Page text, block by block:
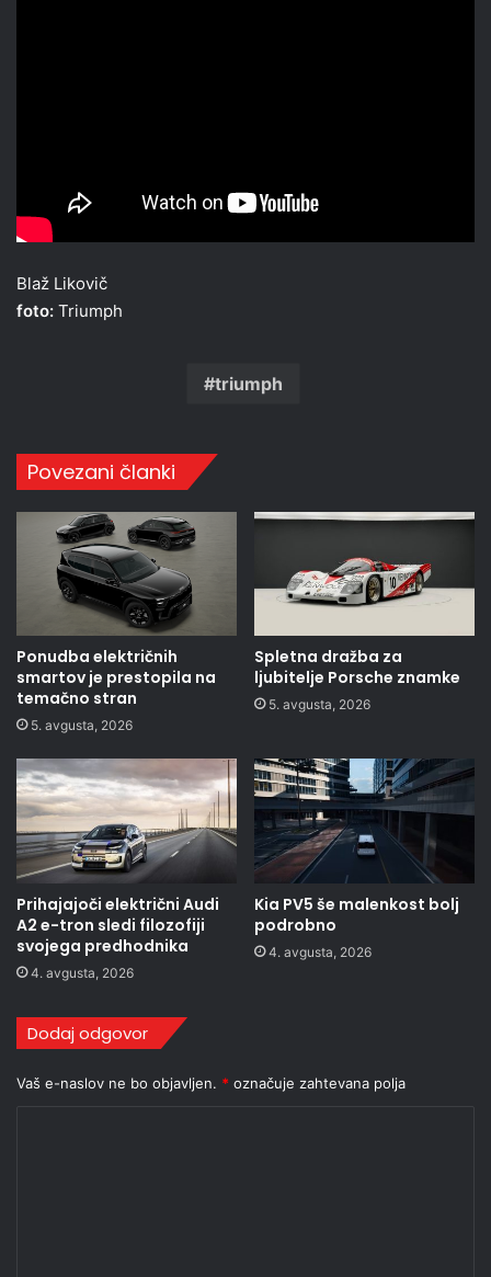
Blaž Likovič
foto: Triumph
triumph
Povezani članki
Ponudba električnih
smartov je prestopila na
temačno stran
5. avgusta, 2026
Spletna dražba za
ljubitelje Porsche znamke
5. avgusta, 2026
Prihajajoči električni Audi
A2 e-tron sledi filozofiji
svojega predhodnika
4. avgusta, 2026
Kia PV5 še malenkost bolj
podrobno
4. avgusta, 2026
Dodaj odgovor
Vaš e-naslov ne bo objavljen. * označuje zahtevana polja